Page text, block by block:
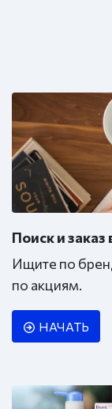
Поиск и заказ
Ищите по
по акциям.
НАЧАТЬ